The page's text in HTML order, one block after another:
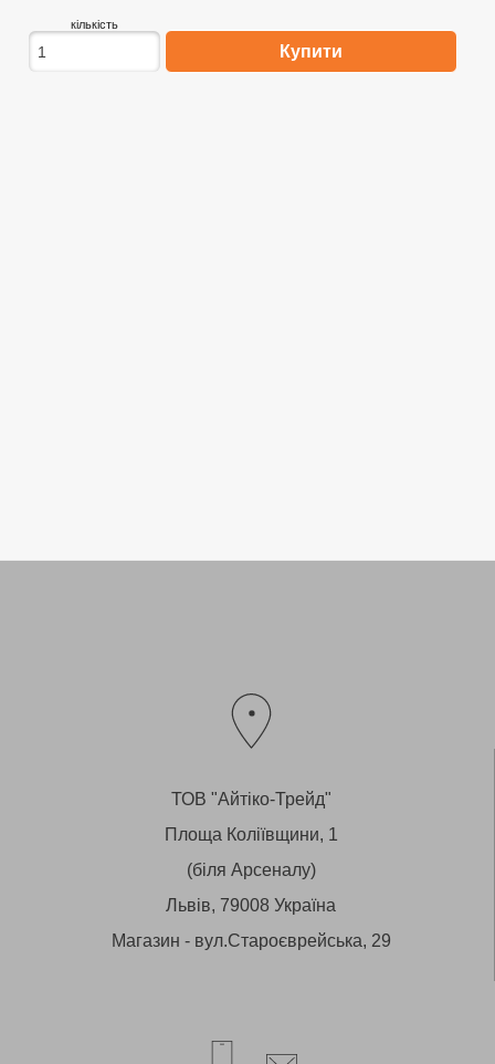
кількість
ТОВ "Айтіко-Трейд"
Площа Коліївщини, 1
(біля Арсеналу)
Львів, 79008 Україна
Магазин - вул.Староєврейська, 29